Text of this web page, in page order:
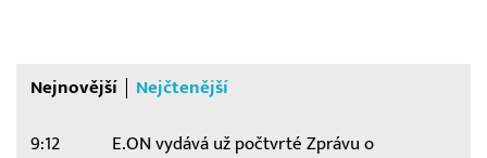
Nejnovější Nejčtenější
9:12
E.ON vydává už počtvrté Zprávu o